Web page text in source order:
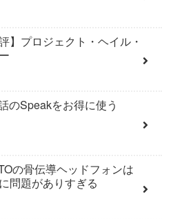
評】プロジェクト・ヘイル・
のSpeakをお得に使う
の骨伝導ヘッドフォンは
問題がありすぎる